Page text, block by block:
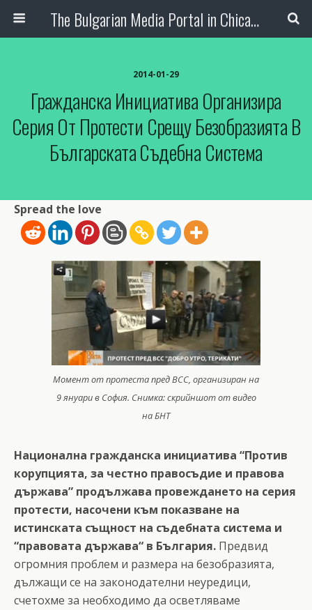
The Bulgarian Media Portal in Chicago
2014-01-29
Гражданска Инициатива Организира
Серия От Протести Срещу Безобразията В
Българската Съдебна Система
Spread the love
Момент от протеста пред ВСС, организиран на
9 януари в София. Снимка: скрийншот от видео
на БНТ
Национална гражданска инициатива “Против
корупцията, за честно правосъдие и правова
държава” продължава провеждането на серия
протести, насочени към показване на
истинската същност на съдебната система и
“правовата държава“ в България. Предвид
огромния проблем и размера на безобразията,
дължащи се на законодателни неуредици,
счетохме за необходимо да осветляваме